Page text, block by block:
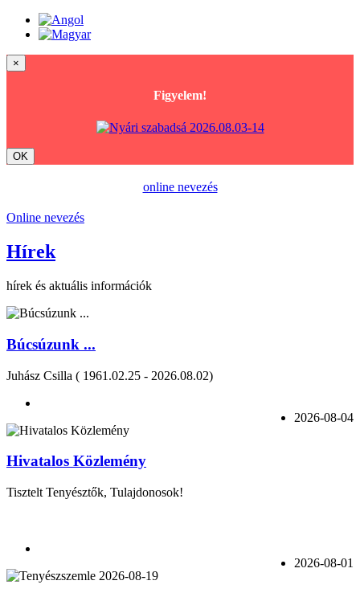
×
Figyelem!
OK
online nevezés
Online nevezés
Hírek
hírek és aktuális információk
Búcsúzunk ...
Juhász Csilla ( 1961.02.25 - 2026.08.02)
2026-08-04
Hivatalos Közlemény
Tisztelt Tenyésztők, Tulajdonosok!
2026-08-01